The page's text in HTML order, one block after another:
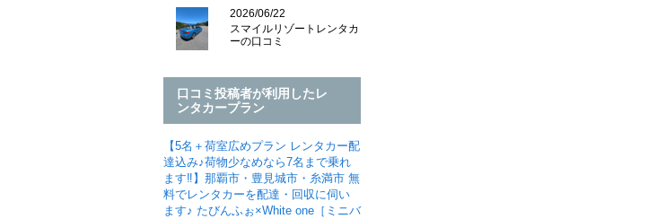
2026/06/22
スマイルリゾートレンタカ
ーの口コミ
口コミ投稿者が利用したレ
ンタカープラン
【5名＋荷室広めプラン レンタカー配
達込み♪荷物少なめなら7名まで乗れ
ます‼︎】那覇市・豊見城市・糸満市 無
料でレンタカーを配達・回収に伺い
ます♪ たびんふぉ×White one［ミニバ